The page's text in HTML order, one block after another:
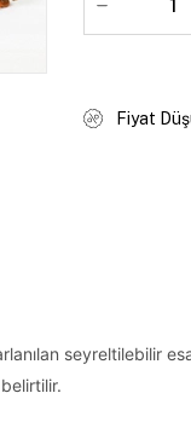
Fiyat
seyreltilebilir